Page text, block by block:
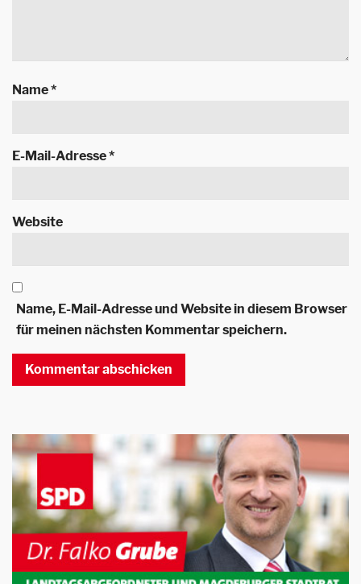
Name*
E-Mail-Adresse*
Website
Name, E-Mail-Adresse und Website in diesem Browser
für meinen nächsten Kommentar speichern.